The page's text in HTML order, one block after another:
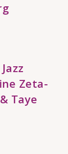
Zeta-
Taye